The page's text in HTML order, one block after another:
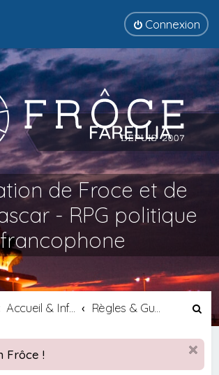
Connexion
de Froce et de
- RPG politique
francophone
Accueil & Informations
c
h
Frôce !